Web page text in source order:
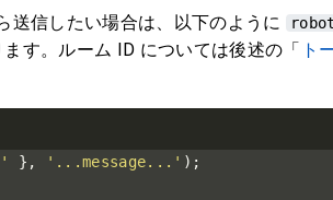
送信したい場合は、以下のように
す。ルーム ID については後述の「 ト
}, '...message...'